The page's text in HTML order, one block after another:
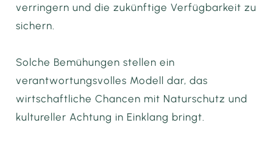
verringern und die zukünftige Verfügbarkeit zu
sichern.
Solche Bemühungen stellen ein
verantwortungsvolles Modell dar, das
wirtschaftliche Chancen mit Naturschutz und
kultureller Achtung in Einklang bringt.